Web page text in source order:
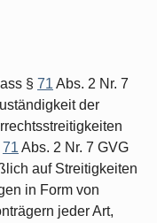
§ 71 Abs. 2 Nr. 7
der
71 Abs. 2 Nr. 7 GVG
auf Streitigkeiten
in Form von
jeder Art,